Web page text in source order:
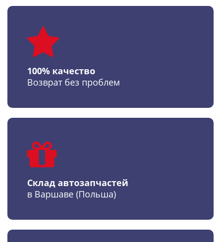
100% качество
Возврат без проблем
Склад автозапчастей
в Варшаве (Польша)